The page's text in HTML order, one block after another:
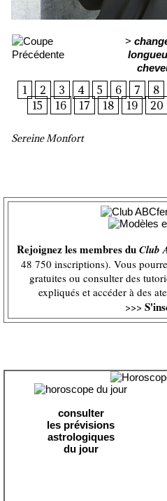
>
1 2 3 4 5 6 7 8
15
16 17 18 19 20
Sereine Monfort
Rejoignez les membres duClub
48 750 inscriptions). Vous
gratuites ou consulter des
expliqués et accéder à des
>>>
consulter
les prévisions
astrologiques
du jour